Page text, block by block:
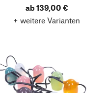
ab 139,00 €
+ weitere Varianten